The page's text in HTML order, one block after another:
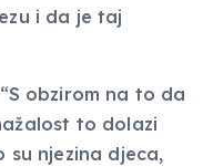
i da je taj
obzirom na to da
to dolazi
su njezina djeca,